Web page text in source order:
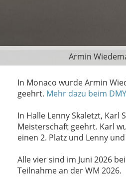
Armin
In Monaco wurde Armin
geehrt. Mehr dazu beim
In Halle Lenny Skaletzt, Karl
Meisterschaft geehrt. Karl
einen 2. Platz und Lenny
Alle vier sind im Juni 2026
Teilnahme an der WM 2026.